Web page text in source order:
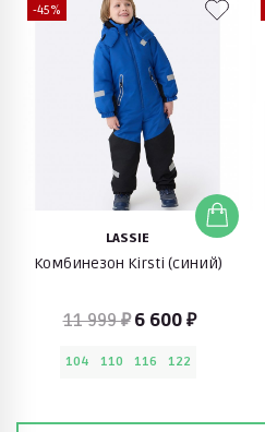
-45%
LASSIE
Комбинезон Kirsti (синий)
11 999 ₽ 6 600 ₽
104 110 116 122